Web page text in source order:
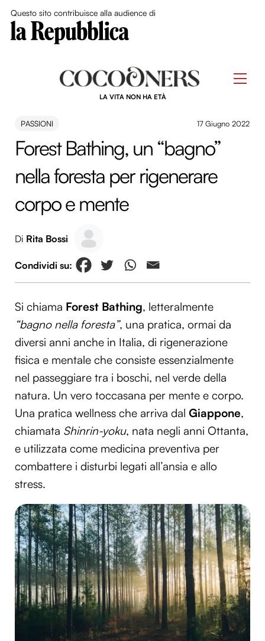
Questo sito contribuisce alla audience di
LA VITA NON HA ETÀ
PASSIONI 17 Giugno 2022
Forest Bathing, un “bagno”
nella foresta per rigenerare
corpo e mente
Di Rita Bossi
Si chiama Forest Bathing, letteralmente
“bagno nella foresta”, una pratica, ormai da
diversi anni anche in Italia, di rigenerazione
fisica e mentale che consiste essenzialmente
nel passeggiare tra i boschi, nel verde della
natura. Un vero toccasana per mente e corpo.
Una pratica wellness che arriva dal Giappone,
chiamata Shinrin-yoku, nata negli anni Ottanta,
e utilizzata come medicina preventiva per
combattere i disturbi legati all’ansia e allo
stress.